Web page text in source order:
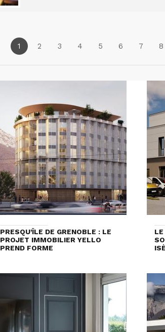
1 2 3 4 5 6 7 8
PRESQU'ÎLE DE GRENOBLE : LE
PROJET IMMOBILIER YELLO
PREND FORME
LE